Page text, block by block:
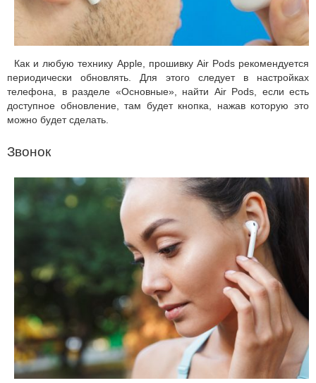
Как и любую технику Apple, прошивку Air Pods рекомендуется
периодически обновлять. Для этого следует в настройках
телефона, в разделе «Основные», найти Air Pods, если есть
доступное обновление, там будет кнопка, нажав которую это
можно будет сделать.
Звонок